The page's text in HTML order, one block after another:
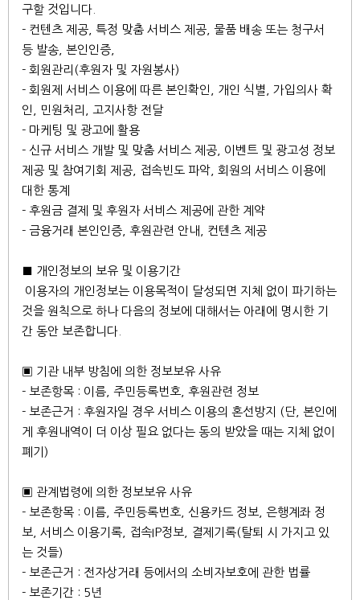
구할 것입니다.
- 컨텐츠 제공, 특정 맞춤 서비스 제공, 물품 배송 또는 청구서
등 발송, 본인인증,
- 회원관리(후원자 및 자원봉사)
- 회원제 서비스 이용에 따른 본인확인, 개인 식별, 가입의사 확
인, 민원처리, 고지사항 전달
- 마케팅 및 광고에 활용
- 신규 서비스 개발 및 맞춤 서비스 제공, 이벤트 및 광고성 정보
제공 및 참여기회 제공, 접속빈도 파악, 회원의 서비스 이용에
대한 통계
- 후원금 결제 및 후원자 서비스 제공에 관한 계약
- 금융거래 본인인증, 후원관련 안내, 컨텐츠 제공
■ 개인정보의 보유 및 이용기간
이용자의 개인정보는 이용목적이 달성되면 지체 없이 파기하는
것을 원칙으로 하나 다음의 정보에 대해서는 아래에 명시한 기
간 동안 보존합니다.
▣ 기관 내부 방침에 의한 정보보유 사유
- 보존항목 : 이름, 주민등록번호, 후원관련 정보
- 보존근거 : 후원자일 경우 서비스 이용의 혼선방지 (단, 본인에
게 후원내역이 더 이상 필요 없다는 동의 받았을 때는 지체 없이
폐기)
▣ 관계법령에 의한 정보보유 사유
- 보존항목 : 이름, 주민등록번호, 신용카드 정보, 은행계좌 정
보, 서비스 이용기록, 접속IP정보, 결제기록(탈퇴 시 가지고 있
는 것들)
- 보존근거 : 전자상거래 등에서의 소비자보호에 관한 법률
- 보존기간 : 5년